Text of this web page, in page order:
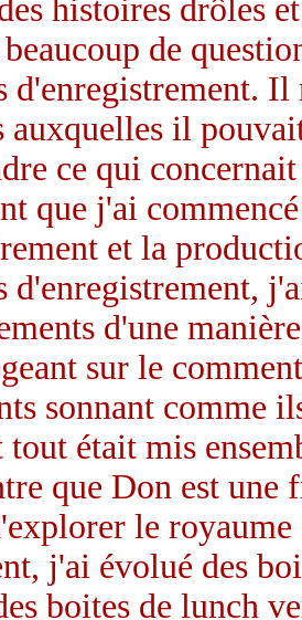
histoires drôles
beaucoup de
d'enregistrement.
auxquelles il
ce qui
que j'ai
et la
d'enregistrement,
d'une
sur le
sonnant comme
tout était mis
que Don est une
le
j'ai évolué des
boites de lunch